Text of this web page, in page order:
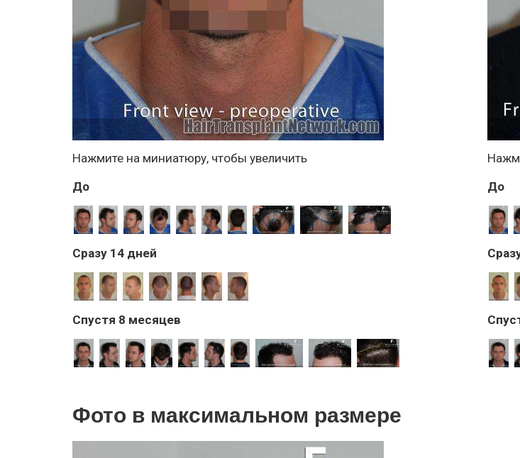
Нажмите на миниатюру, чтобы увеличить
До
Сразу 14 дней
Спустя 8 месяцев
До
Фото в максимальном размере